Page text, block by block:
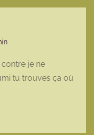
je ne
tu trouves ça où